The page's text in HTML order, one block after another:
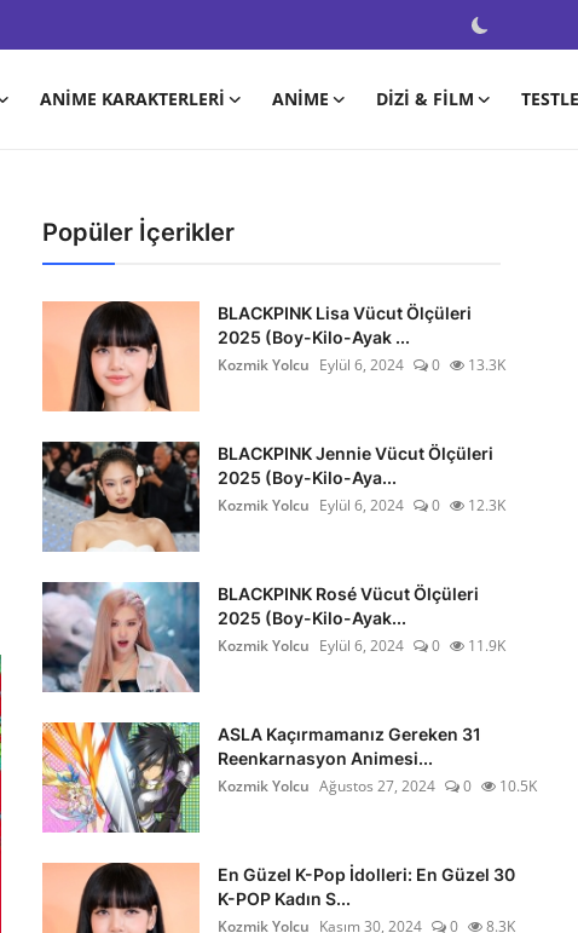
ANIME KARAKTERLERI ANIME DIZI & FILM
Popüler İçerikler
BLACKPINK Lisa Vücut Ölçüleri
2025 (Boy-Kilo-Ayak ...
Kozmik Yolcu Eylül 6, 2024 0 13.3K
BLACKPINK Jennie Vücut Ölçüleri
2025 (Boy-Kilo-Aya...
Kozmik Yolcu Eylül 6, 2024 0 12.3K
BLACKPINK Rosé Vücut Ölçüleri
2025 (Boy-Kilo-Ayak...
Kozmik Yolcu Eylül 6, 2024 0 11.9K
ASLA Kaçırmamanız Gereken 31
Reenkarnasyon Animesi...
Kozmik Yolcu Ağustos 27, 2024 0 10.5K
En Güzel K-Pop İdolleri: En Güzel 30
K-POP Kadın S...
Kozmik Yolcu Kasım 30, 2024 0 8.3K